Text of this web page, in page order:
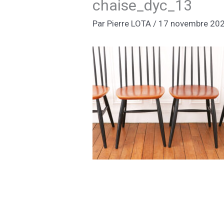
chaise_dyc_13
Par Pierre LOTA / 17 novembre